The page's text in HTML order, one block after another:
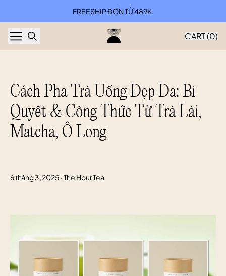
FREESHIP ĐƠN TỪ 489K.
CART (0)
Cách Pha Trà Uống Đẹp Da: Bí
Quyết & Công Thức Từ Trà Lài,
Matcha, Ô Long
6 tháng 3, 2025 ·The Hour Tea